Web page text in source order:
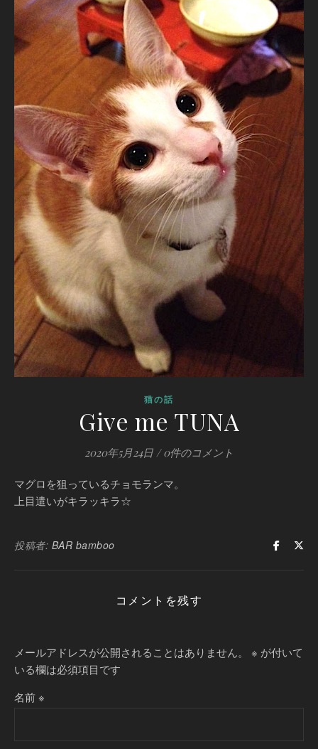
猫の話
Give me TUNA
2020年5月24日 / 0件のコメント
マグロを狙っているチョモランマ。
上目遣いがキラッキラ☆
投稿者: BAR bamboo
コメントを残す
メールアドレスが公開されることはありません。 ※ が付いて
いる欄は必須項目です
名前※